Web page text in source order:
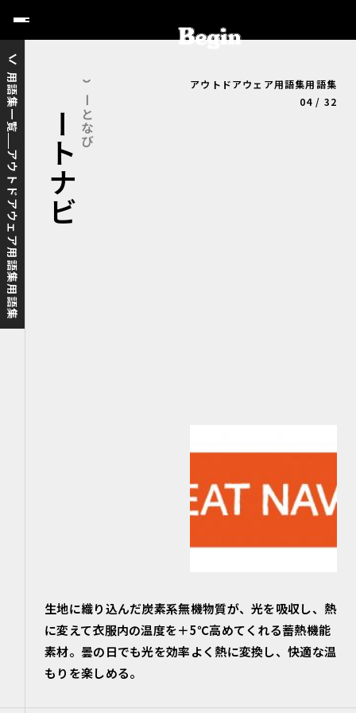
用語集一覧
アウトドアウェア用語集用語集 ヒートナビひーとなび
アウトドアウェア用語集用語集
04 / 32
生地に織り込んだ炭素系無機物質が、光を吸収し、熱
に変えて衣服内の温度を＋5℃高めてくれる蓄熱機能
素材。曇の日でも光を効率よく熱に変換し、快適な温
もりを楽しめる。